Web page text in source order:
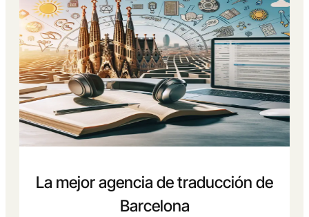
La mejor agencia de traducción de
Barcelona